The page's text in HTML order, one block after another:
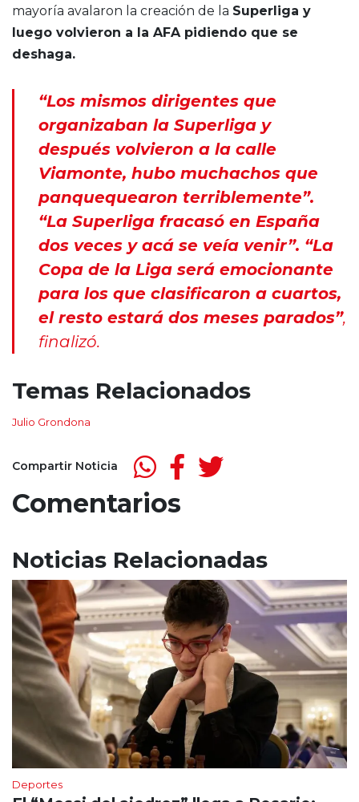
mayoría avalaron la creación de la Superliga y
luego volvieron a la AFA pidiendo que se
deshaga.
“Los mismos dirigentes que
organizaban la Superliga y
después volvieron a la calle
Viamonte, hubo muchachos que
panquequearon terriblemente”.
“La Superliga fracasó en España
dos veces y acá se veía venir”. “La
Copa de la Liga será emocionante
para los que clasificaron a cuartos,
el resto estará dos meses parados”,
finalizó.
Temas Relacionados
Julio Grondona
Compartir Noticia
Comentarios
Noticias Relacionadas
Deportes